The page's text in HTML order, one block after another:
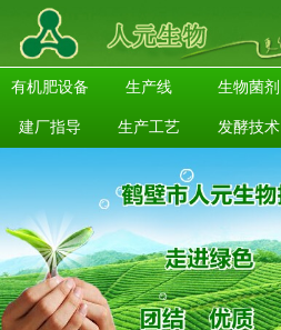
有机肥设备 生产线 生物菌剂
建厂指导 生产工艺 发酵技术